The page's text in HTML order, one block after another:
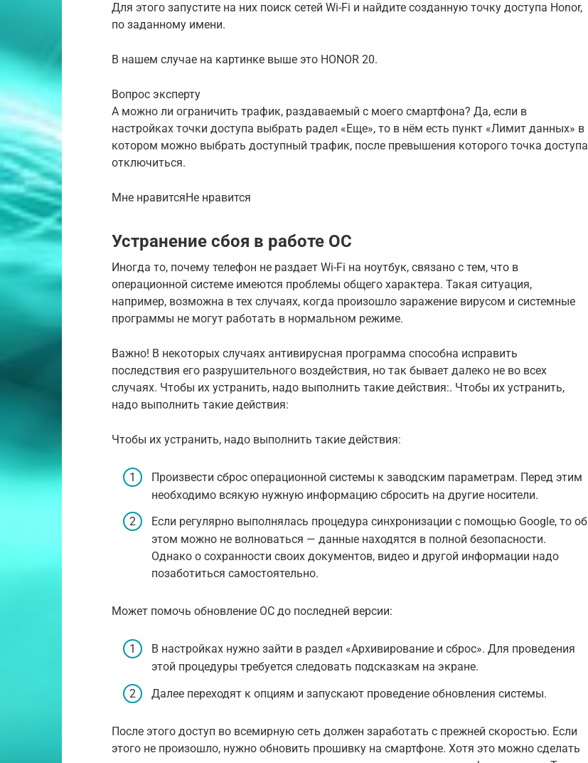
Для этого запустите на них поиск сетей Wi-Fi и найдите созданную точку доступа Honor,
по заданному имени.
В нашем случае на картинке выше это HONOR 20.
Вопрос эксперту
А можно ли ограничить трафик, раздаваемый с моего смартфона? Да, если в
настройках точки доступа выбрать радел «Еще», то в нём есть пункт «Лимит данных» в
котором можно выбрать доступный трафик, после превышения которого точка доступа
отключиться.
Мне нравитсяНе нравится
Устранение сбоя в работе ОС
Иногда то, почему телефон не раздает Wi-Fi на ноутбук, связано с тем, что в
операционной системе имеются проблемы общего характера. Такая ситуация,
например, возможна в тех случаях, когда произошло заражение вирусом и системные
программы не могут работать в нормальном режиме.
Важно! В некоторых случаях антивирусная программа способна исправить
последствия его разрушительного воздействия, но так бывает далеко не во всех
случаях. Чтобы их устранить, надо выполнить такие действия:. Чтобы их устранить,
надо выполнить такие действия:
Чтобы их устранить, надо выполнить такие действия:
Произвести сброс операционной системы к заводским параметрам. Перед этим
необходимо всякую нужную информацию сбросить на другие носители.
Если регулярно выполнялась процедура синхронизации с помощью Google, то об
этом можно не волноваться — данные находятся в полной безопасности.
Однако о сохранности своих документов, видео и другой информации надо
позаботиться самостоятельно.
Может помочь обновление ОС до последней версии:
В настройках нужно зайти в раздел «Архивирование и сброс». Для проведения
этой процедуры требуется следовать подсказкам на экране.
Далее переходят к опциям и запускают проведение обновления системы.
После этого доступ во всемирную сеть должен заработать с прежней скоростью. Если
этого не произошло, нужно обновить прошивку на смартфоне. Хотя это можно сделать